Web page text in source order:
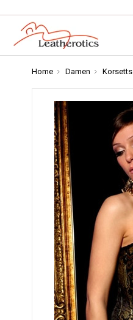
Home Damen Korsetts